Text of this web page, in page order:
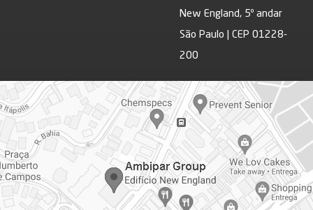
New England, 5º andar
São Paulo | CEP 01228-
200